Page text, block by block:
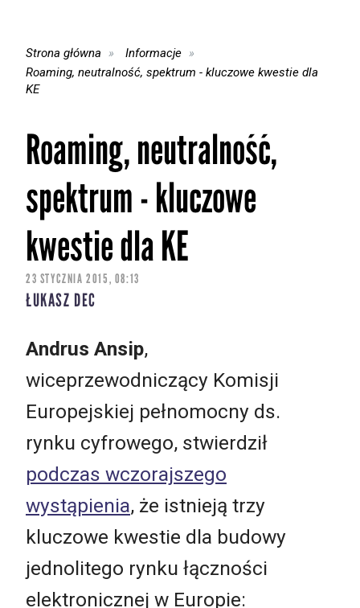
Strona główna
Informacje
Roaming, neutralność, spektrum - kluczowe kwestie dla
KE
Roaming, neutralność,
spektrum - kluczowe
kwestie dla KE
23 STYCZNIA 2015, 08:13
ŁUKASZ DEC
Andrus Ansip,
wiceprzewodniczący Komisji
Europejskiej pełnomocny ds.
rynku cyfrowego, stwierdził
podczas wczorajszego
wystąpienia, że istnieją trzy
kluczowe kwestie dla budowy
jednolitego rynku łączności
elektronicznej w Europie: